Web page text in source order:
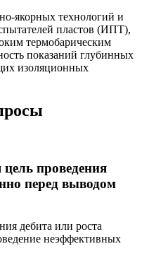
якорных технологий и
пластов (ИПТ),
термобарическим
показаний глубинных
изоляционных
проведения
перед выводом
дебита или роста
неэффективных